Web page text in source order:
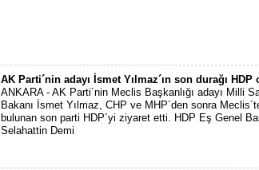
AK Parti´nin adayı İsmet Yılmaz´ın son durağı HDP
ANKARA - AK Parti´nin Meclis Başkanlığı adayı Milli
Bakanı İsmet Yılmaz, CHP ve MHP´den sonra
bulunan son parti HDP´yi ziyaret etti. HDP Eş Genel
Selahattin Demi